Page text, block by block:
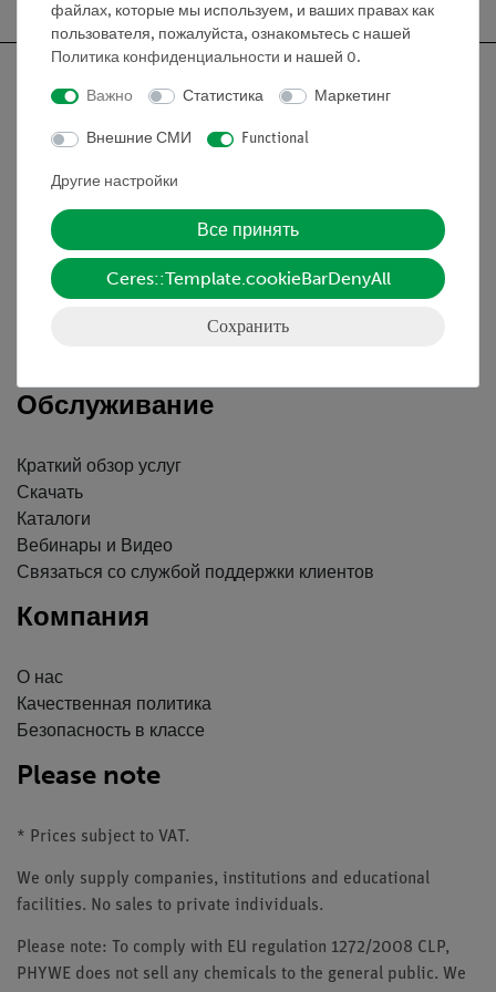
Nach oben
Информация
Контактное лицо
Декларация о конфиденциальности
Обслуживание
Краткий обзор услуг
Скачать
Каталоги
Вебинары и Видео
Связаться со службой поддержки клиентов
Компания
О нас
Качественная политика
Безопасность в классе
Please note
* Prices subject to VAT.
We only supply companies, institutions and educational
facilities. No sales to private individuals.
Please note: To comply with EU regulation 1272/2008 CLP,
PHYWE does not sell any chemicals to the general public. We
файлах, которые мы используем, и ваших правах как
пользователя, пожалуйста, ознакомьтесь с нашей
Политика конфиденциальности и нашей 0.
Важно Статистика Маркетинг
Внешние СМИ Functional
Другие настройки
Все принять
Ceres::Template.cookieBarDenyAll
Сохранить